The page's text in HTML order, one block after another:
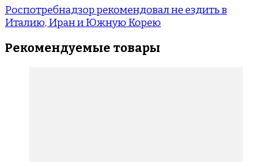
Роспотребнадзор рекомендовал не ездить в
Италию, Иран и Южную Корею
Рекомендуемые товары